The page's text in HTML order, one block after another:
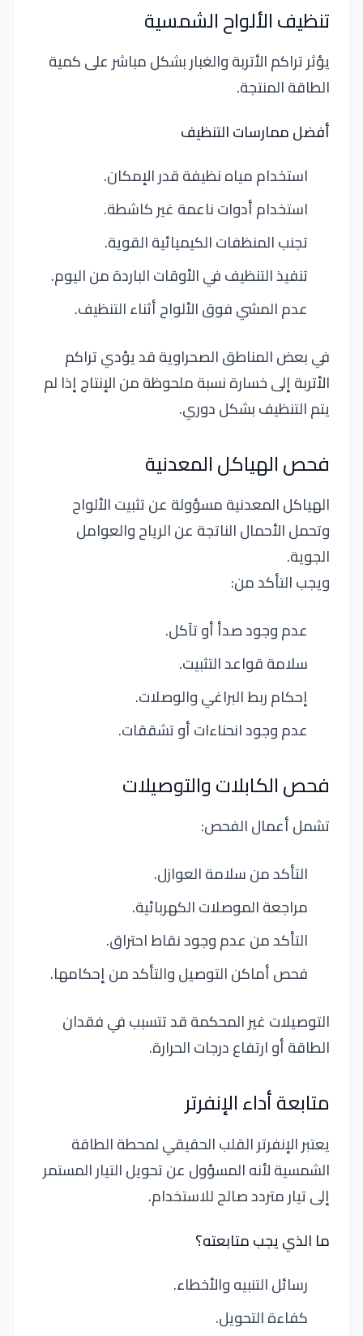
تنظيف الألواح الشمسية
يؤثر تراكم الأتربة والغبار بشكل مباشر على كمية
الطاقة المنتجة.
أفضل ممارسات التنظيف
استخدام مياه نظيفة قدر الإمكان.
استخدام أدوات ناعمة غير كاشطة.
تجنب المنظفات الكيميائية القوية.
تنفيذ التنظيف في الأوقات الباردة من اليوم.
عدم المشي فوق الألواح أثناء التنظيف.
في بعض المناطق الصحراوية قد يؤدي تراكم
الأتربة إلى خسارة نسبة ملحوظة من الإنتاج إذا لم
يتم التنظيف بشكل دوري.
فحص الهياكل المعدنية
الهياكل المعدنية مسؤولة عن تثبيت الألواح
وتحمل الأحمال الناتجة عن الرياح والعوامل
الجوية.
ويجب التأكد من:
عدم وجود صدأ أو تآكل.
سلامة قواعد التثبيت.
إحكام ربط البراغي والوصلات.
عدم وجود انحناءات أو تشققات.
فحص الكابلات والتوصيلات
تشمل أعمال الفحص:
التأكد من سلامة العوازل.
مراجعة الموصلات الكهربائية.
التأكد من عدم وجود نقاط احتراق.
فحص أماكن التوصيل والتأكد من إحكامها.
التوصيلات غير المحكمة قد تتسبب في فقدان
الطاقة أو ارتفاع درجات الحرارة.
متابعة أداء الإنفرتر
يعتبر الإنفرتر القلب الحقيقي لمحطة الطاقة
الشمسية لأنه المسؤول عن تحويل التيار المستمر
إلى تيار متردد صالح للاستخدام.
ما الذي يجب متابعته؟
رسائل التنبيه والأخطاء.
كفاءة التحويل.